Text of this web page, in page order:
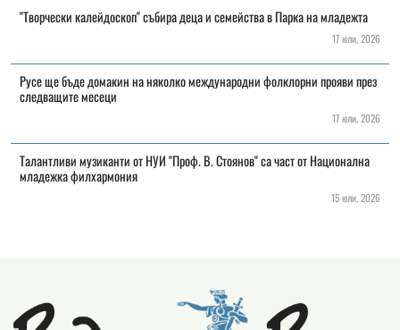
"Творчески калейдоскоп" събира деца и семейства в Парка на младежта
17 юли, 2026
Русе ще бъде домакин на няколко международни фолклорни прояви през
следващите месеци
17 юли, 2026
Талантливи музиканти от НУИ "Проф. В. Стоянов" са част от Национална
младежка филхармония
15 юли, 2026